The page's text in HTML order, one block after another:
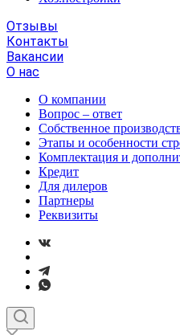
Отзывы
Контакты
Вакансии
О нас
О компании
Вопрос – ответ
Собственное
Этапы и особенности
Комплектация и
Кредит
Для дилеров
Партнеры
Реквизиты